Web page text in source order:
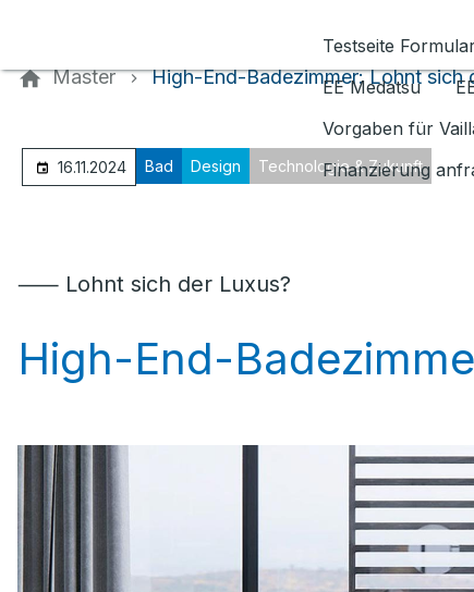
Testseite
EE Medatsu
Vorgaben für
Finanzierung
Master High-End-Badezimmer: Lohnt sich
16.11.2024 Bad Design Technologie & Zukunft
⸺ Lohnt sich der Luxus?
High-End-